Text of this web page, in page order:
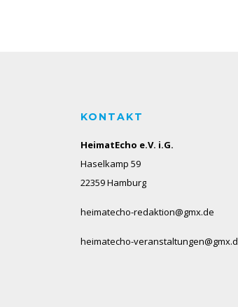
KONTAKT
HeimatEcho e.V. i.G.
Haselkamp 59
22359 Hamburg
heimatecho-redaktion@gmx.de
heimatecho-